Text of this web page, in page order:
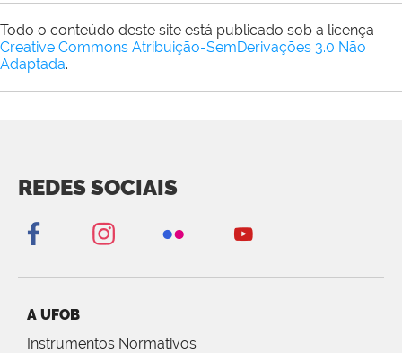
Todo o conteúdo deste site está publicado sob a licença
Creative Commons Atribuição-SemDerivações 3.0 Não
Adaptada.
REDES SOCIAIS
A UFOB
Instrumentos Normativos